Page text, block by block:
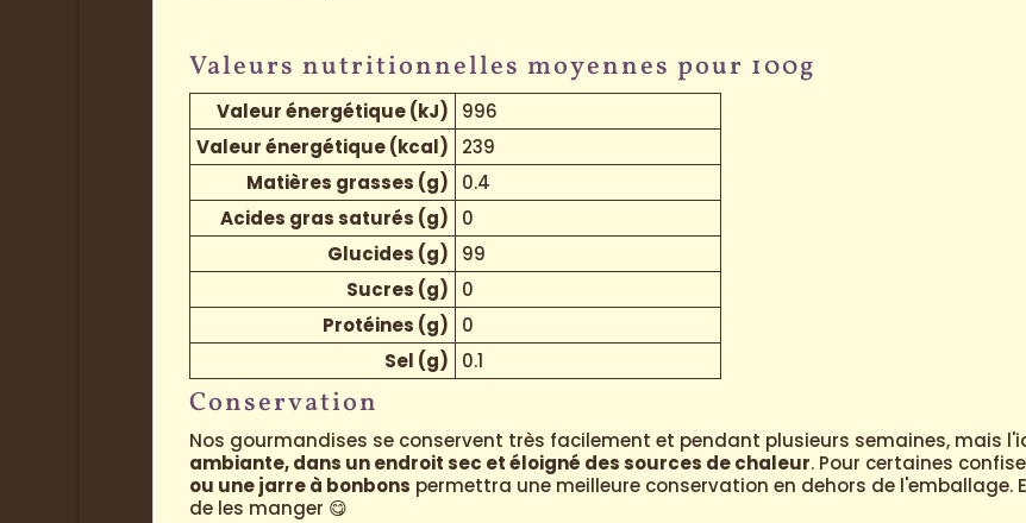
Valeurs nutritionnelles moyennes pour 100g
Valeur énergétique (kJ)
996
Valeur énergétique (kcal)
239
Matières grasses (g)
0.4
Acides gras saturés (g)
0
Glucides (g)
99
Sucres (g)
0
Protéines (g)
0
Sel (g)
0.1
Conservation
Nos gourmandises se conservent très facilement et pendant plusieurs semaines, mais
ambiante, dans un endroit sec et éloigné des sources de chaleur. Pour certaines
ou une jarre à bonbons permettra une meilleure conservation en dehors de l'emballage.
de les manger 😋